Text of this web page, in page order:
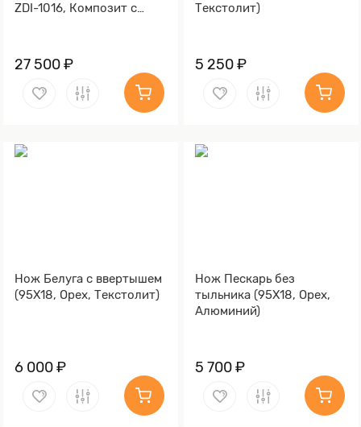
ZDI-1016, Композит с
27 500 ₽
Текстолит)
5 250 ₽
Нож Белуга с ввертышем
(95Х18, Орех, Текстолит)
6 000 ₽
Нож Пескарь без
тыльника (95Х18, Орех,
Алюминий)
5 700 ₽